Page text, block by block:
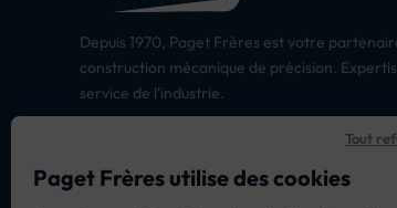
Paget Frères utilise des cookies
Tout
Depuis 1970, Paget Frères est votre
construction mécanique de précision.
service de l'industrie.
18 Rue Louis Grandchavin – Morez 39400
03 84 33 00 60